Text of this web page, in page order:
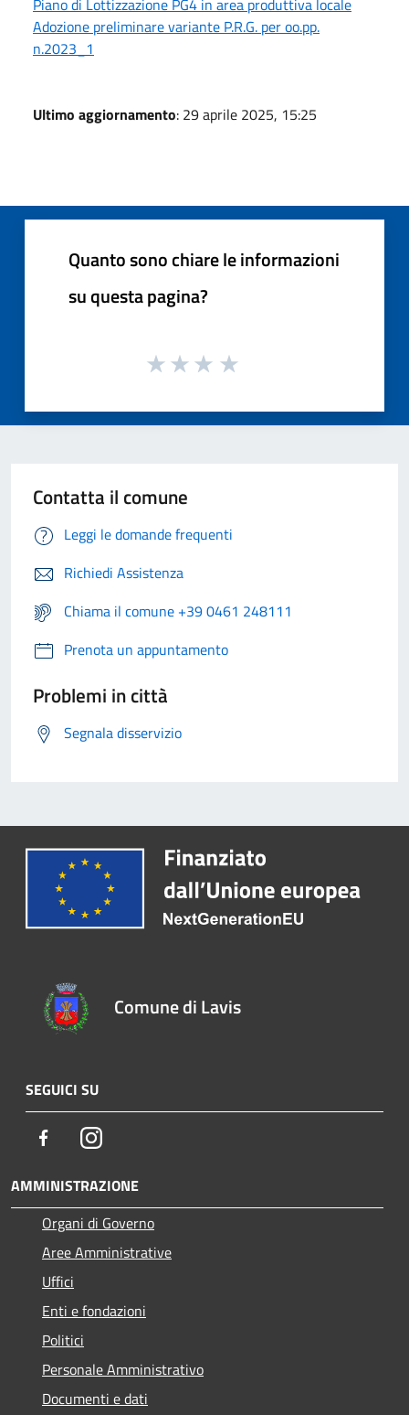
Adozione preliminare variante P.R.G. per oo.pp.
n.2023_1
Ultimo aggiornamento: 29 aprile 2025, 15:25
Quanto sono chiare le informazioni
su questa pagina?
Contatta il comune
Leggi le domande frequenti
Richiedi Assistenza
Chiama il comune +39 0461 248111
Prenota un appuntamento
Problemi in città
Segnala disservizio
Comune di Lavis
SEGUICI SU
FacebookInstagram
AMMINISTRAZIONE
Organi di Governo
Aree Amministrative
Uffici
Enti e fondazioni
Politici
Personale Amministrativo
Documenti e dati